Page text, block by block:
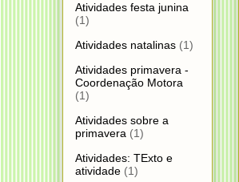
Atividades festa junina
(1)
Atividades natalinas (1)
Atividades primavera -
Coordenação Motora
(1)
Atividades sobre a
primavera (1)
Atividades: TExto e
atividade (1)